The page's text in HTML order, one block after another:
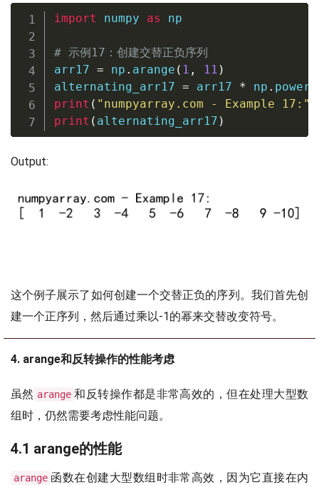
import numpy as np
# 示例17：创建交替正负序列
arr17 = np . arange ( 1 , 11 )
alternating_arr17 = arr17 * np . power
print ( "numpyarray.com - Example 17:"
print ( alternating_arr17 )
Output:
这个例子展示了如何创建一个交替正负的序列。我们首先创
建一个正序列，然后通过乘以-1的幂来交替改变符号。
4. arange和反转操作的性能考虑
虽然 arange 和反转操作都是非常高效的，但在处理大型数
组时，仍然需要考虑性能问题。
4.1 arange的性能
arange 函数在创建大型数组时非常高效，因为它直接在内